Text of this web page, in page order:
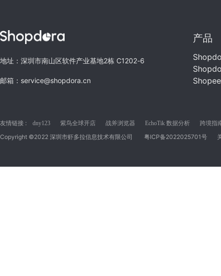
地址：深圳市南山区软件产业基地2栋 C1202-6
邮箱：service@shopdora.cn
产品
友情链接 : dny123 紫鸟全球开店 战斧浏览器 EchoTik 数据分析 跨境指
Copyright ©2022 深圳市虾多拉信息技术有限公司 粤ICP备2022025701号